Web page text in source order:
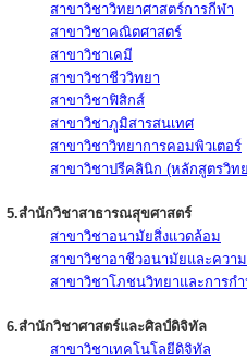
สาขาวิชาวิทยาศาสตร์การกีฬา
สาขาวิชาคณิตศาสตร์
สาขาวิชาเคมี
สาขาวิชาชีววิทยา
สาขาวิชาฟิสิกส์
สาขาวิชาภูมิสารสนเทศ
สาขาวิชาวิทยาการคอมพิวเตอร์
สาขาวิชาปรีคลินิก (หลักสูตรวิท
5.สำนักวิชาสาธารณสุขศาสตร์
สาขาวิชาอนามัยสิ่งแวดล้อม
สาขาวิชาอาชีวอนามัยและควา
สาขาวิชาโภชนวิทยาและการก
6.สำนักวิชาศาสตร์และศิลป์ดิจิทัล
สาขาวิชาเทคโนโลยีดิจิทัล